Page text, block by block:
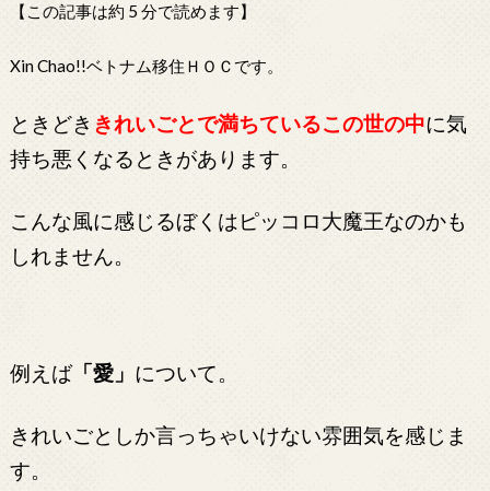
【この記事は約 5 分で読めます】
Xin Chao!!ベトナム移住ＨＯＣです。
ときどき きれいごとで満ちているこの世の中に気
持ち悪くなるときがあります。
こんな風に感じるぼくはピッコロ大魔王なのかも
しれません。
例えば「愛」 について。
きれいごとしか言っちゃいけない雰囲気を感じま
す。